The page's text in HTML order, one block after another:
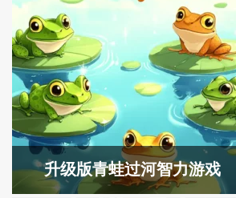
升级版青蛙过河智力游戏